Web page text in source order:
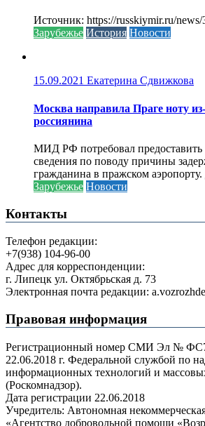
Источник: https://russkiymir.ru/news/
Зарубежье История Новости
15.09.2021 Екатерина Сдвижкова
Москва направила Праге ноту
россиянина
МИД РФ потребовал
сведения по поводу причины
гражданина в пражском аэропорту.
Зарубежье Новости
Контакты
Телефон редакции:
+7(938) 104-96-00
Адрес для корреспонденции:
г. Липецк ул. Октябрьская д. 73
Электронная почта редакции:
Правовая информация
Регистрационный номер СМИ Эл №
22.06.2018 г. Федеральной службой по
информационных технологий и
(Роскомнадзор).
Дата регистрации 22.06.2018
Учредитель: Автономная
«Агентство добровольной помощи